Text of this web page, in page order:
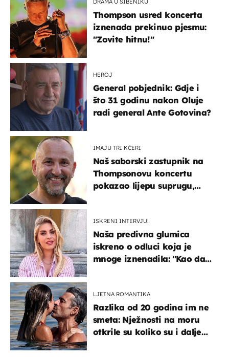
Thompson usred koncerta
iznenada prekinuo pjesmu:
"Zovite hitnu!"
HEROJ
General pobjednik: Gdje i
što 31 godinu nakon Oluje
radi general Ante Gotovina?
IMAJU TRI KĆERI
Naš saborski zastupnik na
Thompsonovu koncertu
pokazao lijepu suprugu,
ISKRENI INTERVJU!
Naša predivna glumica
iskreno o odluci koja je
mnoge iznenadila: ''Kao da
LJETNA ROMANTIKA
Razlika od 20 godina im ne
smeta: Nježnosti na moru
otkrile su koliko su i dalje